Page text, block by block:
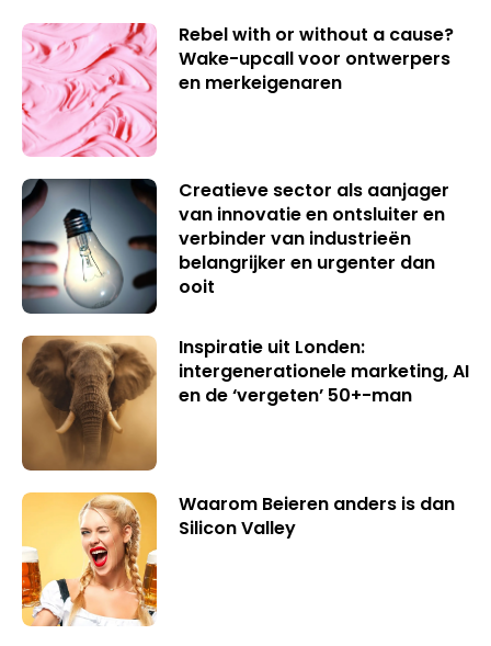
Rebel with or without a cause?
Wake-upcall voor ontwerpers
en merkeigenaren
Creatieve sector als aanjager
van innovatie en ontsluiter en
verbinder van industrieën
belangrijker en urgenter dan
ooit
Inspiratie uit Londen:
intergenerationele marketing, AI
en de ‘vergeten’ 50+-man
Waarom Beieren anders is dan
Silicon Valley